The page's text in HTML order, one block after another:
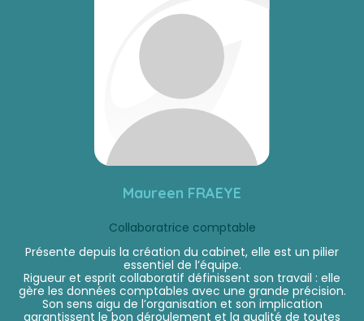
Maureen FRAEYE
Collaboratrice comptable
Présente depuis la création du cabinet, elle est un pilier
essentiel de l’équipe.
Rigueur et esprit collaboratif définissent son travail : elle
gère les données comptables avec une grande précision.
Son sens aigu de l’organisation et son implication
garantissent le bon déroulement et la qualité de toutes